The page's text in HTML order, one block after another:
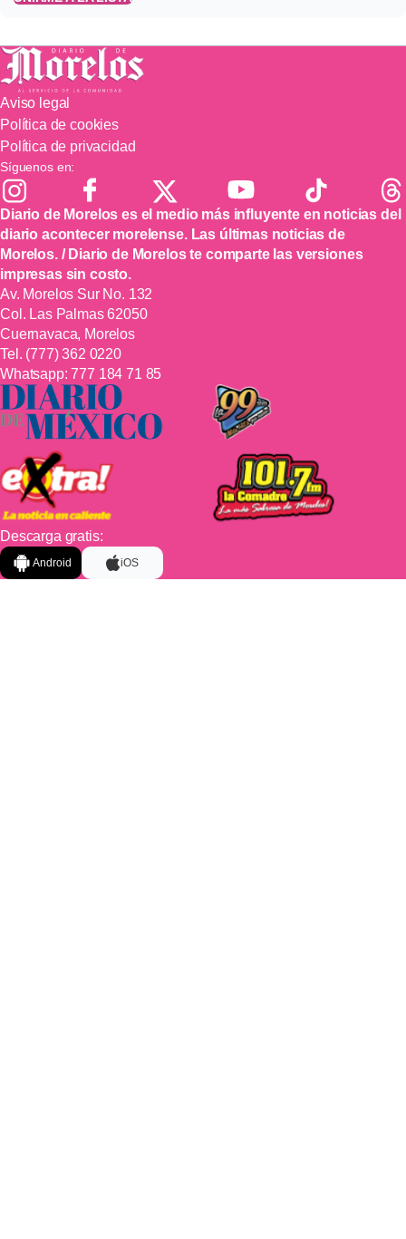
Aviso legal
Política de cookies
Política de privacidad
Síguenos en:
Diario de Morelos es el medio más influyente en noticias del
diario acontecer morelense. Las últimas noticias de
Morelos. / Diario de Morelos te comparte las versiones
impresas sin costo.
Av. Morelos Sur No. 132
Col. Las Palmas 62050
Cuernavaca, Morelos
Tel. (777) 362 0220
Whatsapp:777 184 71 85
Descarga gratis:
Android iOS